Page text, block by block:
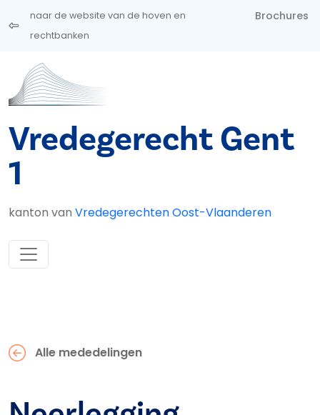
Overslaan en naar de inhoud gaan
naar de website van de hoven en
rechtbanken
Brochures
Vredegerecht Gent
1
kanton van Vredegerechten Oost-Vlaanderen
Alle mededelingen